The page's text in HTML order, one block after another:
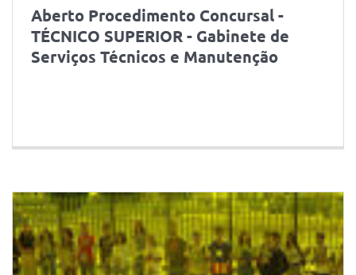
Aberto Procedimento Concursal -
TÉCNICO SUPERIOR - Gabinete de
Serviços Técnicos e Manutenção